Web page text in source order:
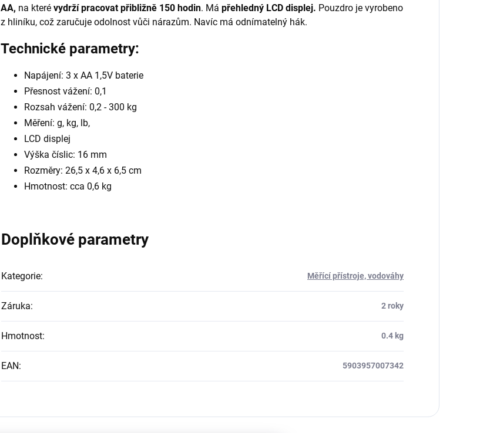
AA, na které vydrží pracovat přibližně 150 hodin. Má přehledný LCD displej. Pouzdro je vyrobeno
z hliníku, což zaručuje odolnost vůči nárazům. Navíc má odnímatelný hák.
Technické parametry:
Napájení: 3 x AA 1,5V baterie
Přesnost vážení: 0,1
Rozsah vážení: 0,2 - 300 kg
Měření: g, kg, lb,
LCD displej
Výška číslic: 16 mm
Rozměry: 26,5 x 4,6 x 6,5 cm
Hmotnost: cca 0,6 kg
Doplňkové parametry
Kategorie: Měřící přístroje, vodováhy
Záruka: 2 roky
Hmotnost: 0.4 kg
EAN: 5903957007342